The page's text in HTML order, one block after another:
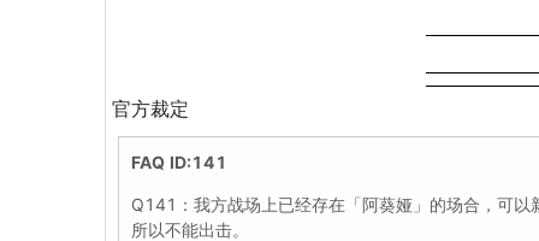
官方裁定
FAQ ID:141
Q141：我方战场上已经存在「阿葵娅」的场合，可
所以不能出击。